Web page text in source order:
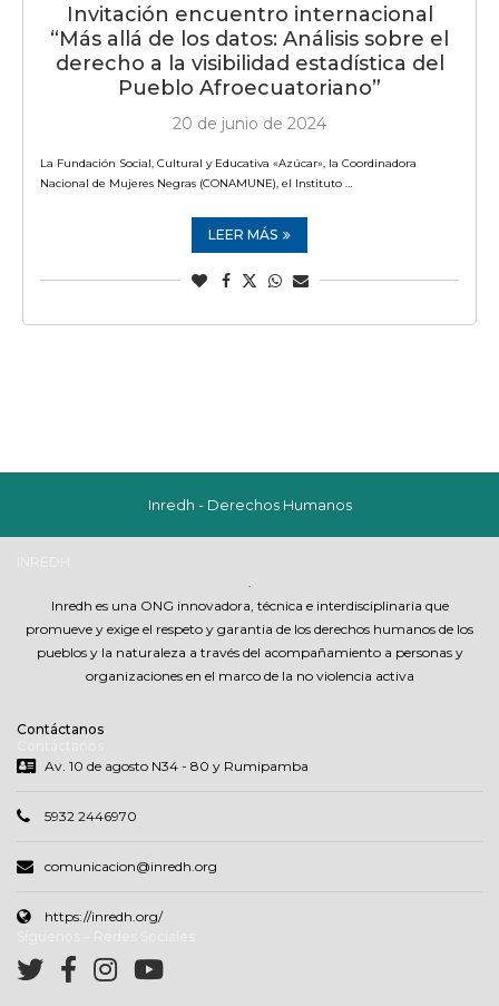
Invitación encuentro internacional
“Más allá de los datos: Análisis sobre el
derecho a la visibilidad estadística del
Pueblo Afroecuatoriano”
20 de junio de 2024
La Fundación Social, Cultural y Educativa «Azúcar», la Coordinadora
Nacional de Mujeres Negras (CONAMUNE), el Instituto …
LEER MÁS
Inredh - Derechos Humanos
Inredh es una ONG innovadora, técnica e interdisciplinaria que
promueve y exige el respeto y garantia de los derechos humanos de los
pueblos y la naturaleza a través del acompañamiento a personas y
organizaciones en el marco de la no violencia activa
Contáctanos
Av. 10 de agosto N34 - 80 y Rumipamba
5932 2446970
comunicacion@inredh.org
https://inredh.org/